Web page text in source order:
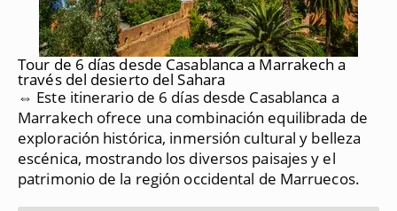
Tour de 6 días desde Casablanca a Marrakech a
través del desierto del Sahara
⇔ Este itinerario de 6 días desde Casablanca a
Marrakech ofrece una combinación equilibrada de
exploración histórica, inmersión cultural y belleza
escénica, mostrando los diversos paisajes y el
patrimonio de la región occidental de Marruecos.